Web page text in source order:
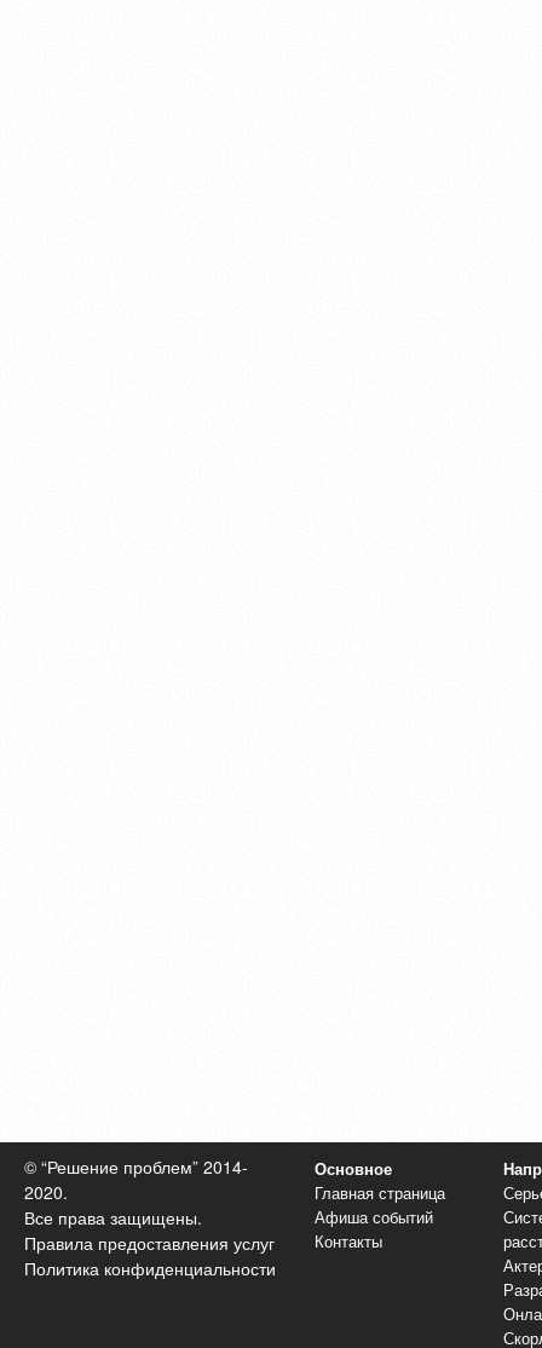
© “Решение проблем” 2014-
2020.
Все права защищены.
Правила предоставления услуг
Политика конфиденциальности
Основное
Главная страница
Афиша событий
Контакты